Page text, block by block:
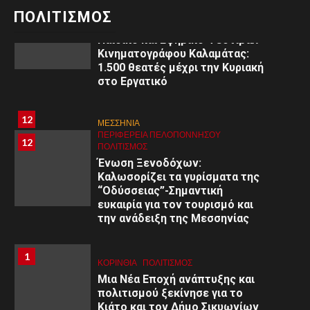
ΠΟΛΙΤΙΣΜΟΣΠΟΛΙΤΙΣΜΌΣ
3ο
Παιδικό και Εφηβικό Φεστιβάλ
Κινηματογράφου Καλαμάτας:
1.500 θεατές μέχρι την Κυριακή
στο Εργατικό
12
12
ΜΕΣΣΗΝΙΑ
ΠΕΡΙΦΈΡΕΙΑ ΠΕΛΟΠΟΝΝΉΣΟΥ
ΠΟΛΙΤΙΣΜΌΣ
Ένωση Ξενοδόχων:
Καλωσορίζει τα γυρίσματα της
“Οδύσσειας”-Σημαντική
ευκαιρία για τον τουρισμό και
την ανάδειξη της Μεσσηνίας
1
1
ΚΟΡΙΝΘΊΑ ΠΟΛΙΤΙΣΜΌΣ
Μια Νέα Εποχή ανάπτυξης και
πολιτισμού ξεκίνησε για το
Κιάτο και τον Δήμο Σικυωνίων
8
8
ΠΕΡΙΦΈΡΕΙΑ ΠΕΛΟΠΟΝΝΉΣΟΥ
Εκδήλωση στο Άργος: «Εφηβική
ψυχολογία: Κατανόηση –
Διαχείριση – Υποστήριξη»
9
ΚΟΡΙΝΘΊΑ
ΠΕΡΙΦΈΡΕΙΑ ΠΕΛΟΠΟΝΝΉΣΟΥ ΥΓΕΙΑ
Γυμνάσιο Κορίνθου